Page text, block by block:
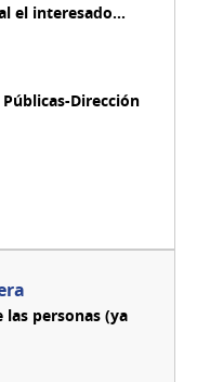
el interesado...
Dirección
personas (ya